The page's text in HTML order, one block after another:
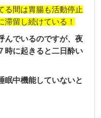
る間は胃腸も活動停止
滞留し続けている！
んでいるのですが、夜
時に起きると二日酔い
眠中機能していないと